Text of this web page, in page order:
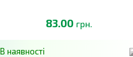
83.00 грн.
В наявності